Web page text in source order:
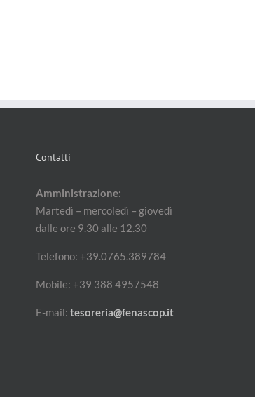
Contatti
Amministrazione:
Martedì – mercoledì – giovedì
dalle ore 9.30 alle 12.30
Telefono: +39.0765.389784
Mobile: +39 388 4957548
E-mail: tesoreria@fenascop.it